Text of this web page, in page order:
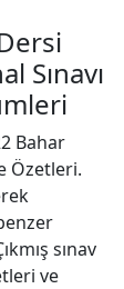
Sınavı
Bahar
Özetleri.
sınav
ve